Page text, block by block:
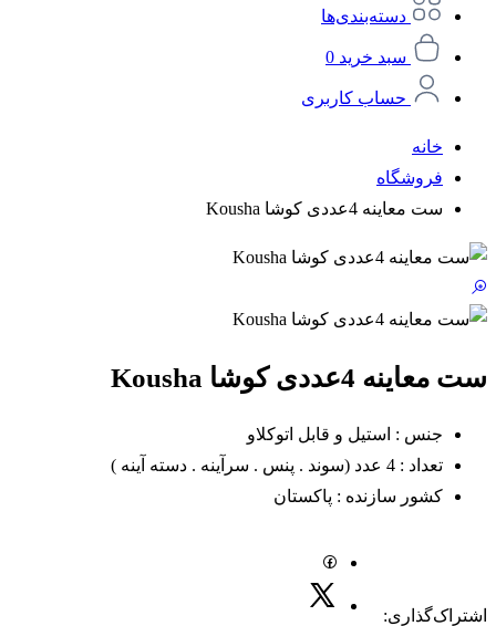
دسته‌بندی‌ها
سبد خرید 0
حساب کاربری
خانه
فروشگاه
ست معاینه 4عددی کوشا Kousha
ست معاینه 4عددی کوشا Kousha
جنس : استیل و قابل اتوکلاو
تعداد : 4 عدد (سوند . پنس . سرآینه . دسته آینه )
کشور سازنده : پاکستان
اشتراک‌گذاری: